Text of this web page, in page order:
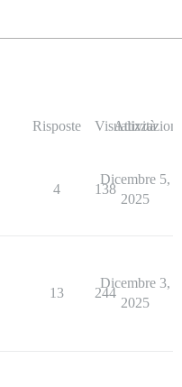
Risposte Visualizzazioni
Attività
4 138
Dicembre 5,
2025
13 244
Dicembre 3,
2025